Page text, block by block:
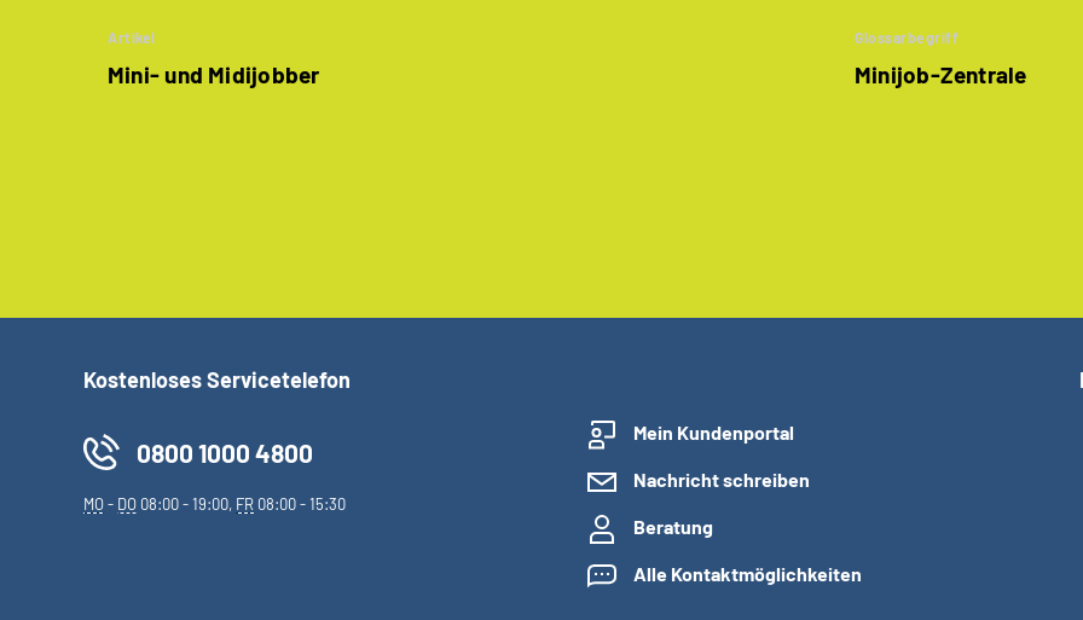
Artikel
Mini- und Midijobber
Glossarbegriff
Minijob-Zentrale
Kostenloses Servicetelefon
0800 1000 4800
MO- DO 08:00 - 19:00, FR 08:00 - 15:30
Mein Kundenportal
Nachricht schreiben
Beratung
Alle Kontaktmöglichkeiten